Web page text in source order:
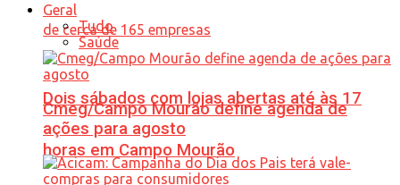
Dois sábados com lojas abertas até às 17
horas em Campo Mourão
Geral
Tudo
Saúde
Cmeg/Campo Mourão define agenda de
ações para agosto